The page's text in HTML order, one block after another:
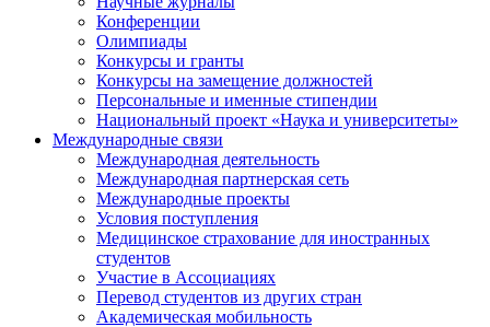
Конференции
Олимпиады
Конкурсы и гранты
Конкурсы на замещение должностей
Персональные и именные стипендии
Национальный проект «Наука и университеты»
Международные связи
Международная деятельность
Международная партнерская сеть
Международные проекты
Условия поступления
Медицинское страхование для иностранных
студентов
Участие в Ассоциациях
Перевод студентов из других стран
Академическая мобильность